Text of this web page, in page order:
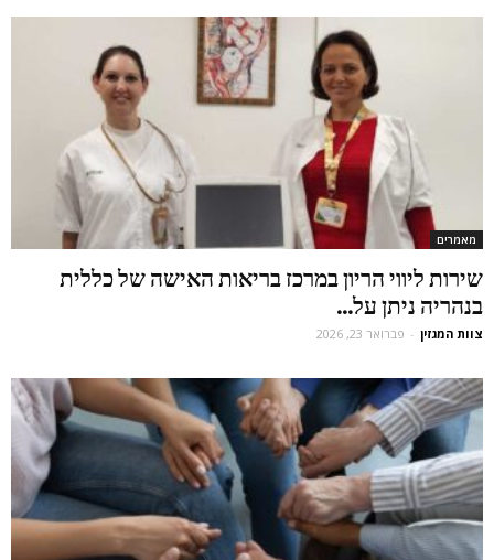
מאמרים
שירות ליווי הריון במרכז בריאות האישה של כללית
בנהריה ניתן על...
צוות המגזין - פברואר 23, 2026